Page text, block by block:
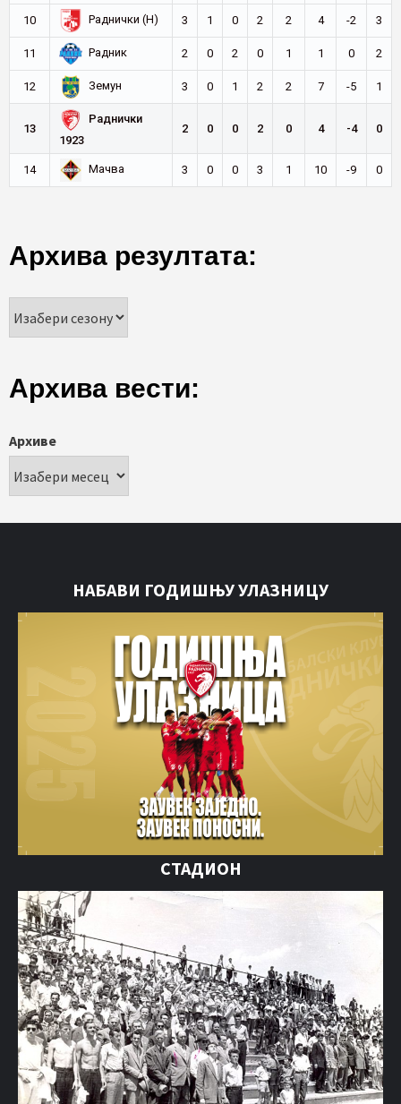
10 Раднички (Н) 3 1 0 2 2 4 -2 3
11 Радник 2 0 2 0 1 1 0 2
12 Земун 3 0 1 2 2 7 -5 1
13
Раднички
1923
2 0 0 2 0 4 -4 0
14 Мачва 3 0 0 3 1 10 -9 0
Архива резултата:
Архива вести:
Архиве
НАБАВИ ГОДИШЊУ УЛАЗНИЦУ
СТАДИОН